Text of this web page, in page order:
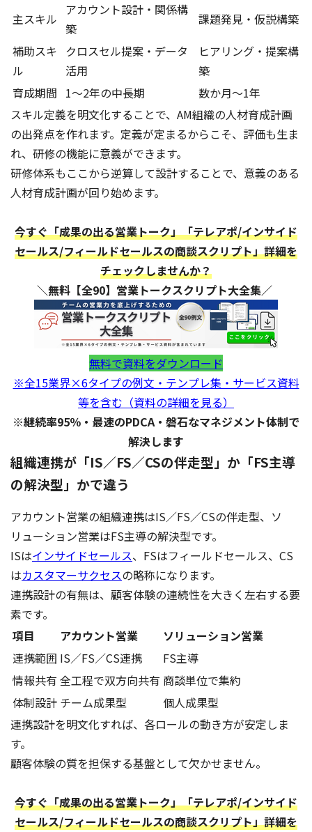
主スキル
アカウント設計・関係構
築
課題発見・仮説構築
補助スキ
ル
クロスセル提案・データ
活用
ヒアリング・提案構
築
育成期間 1〜2年の中長期
数か月〜1年
スキル定義を明文化することで、AM組織の人材育成計画
の出発点を作れます。定義が定まるからこそ、評価も生ま
れ、研修の機能に意義ができます。
研修体系もここから逆算して設計することで、意義のある
人材育成計画が回り始めます。
今すぐ「成果の出る営業トーク」「テレアポ/インサイド
セールス/フィールドセールスの商談スクリプト」詳細を
チェックしませんか？
＼無料【全90】営業トークスクリプト大全集／
無料で資料をダウンロード
※全15業界×6タイプの例文・テンプレ集・サービス資料
等を含む（資料の詳細を見る）
※継続率95％・最速のPDCA・磐石なマネジメント体制で
解決します
組織連携が「IS／FS／CSの伴走型」か「FS主導
の解決型」かで違う
アカウント営業の組織連携はIS／FS／CSの伴走型、ソ
リューション営業はFS主導の解決型です。
ISはインサイドセールス、FSはフィールドセールス、CS
はカスタマーサクセスの略称になります。
連携設計の有無は、顧客体験の連続性を大きく左右する要
素です。
項目
アカウント営業
ソリューション営業
連携範囲 IS／FS／CS連携
FS主導
情報共有 全工程で双方向共有 商談単位で集約
体制設計 チーム成果型
個人成果型
連携設計を明文化すれば、各ロールの動き方が安定しま
す。
顧客体験の質を担保する基盤として欠かせません。
今すぐ「成果の出る営業トーク」「テレアポ/インサイド
セールス/フィールドセールスの商談スクリプト」詳細を